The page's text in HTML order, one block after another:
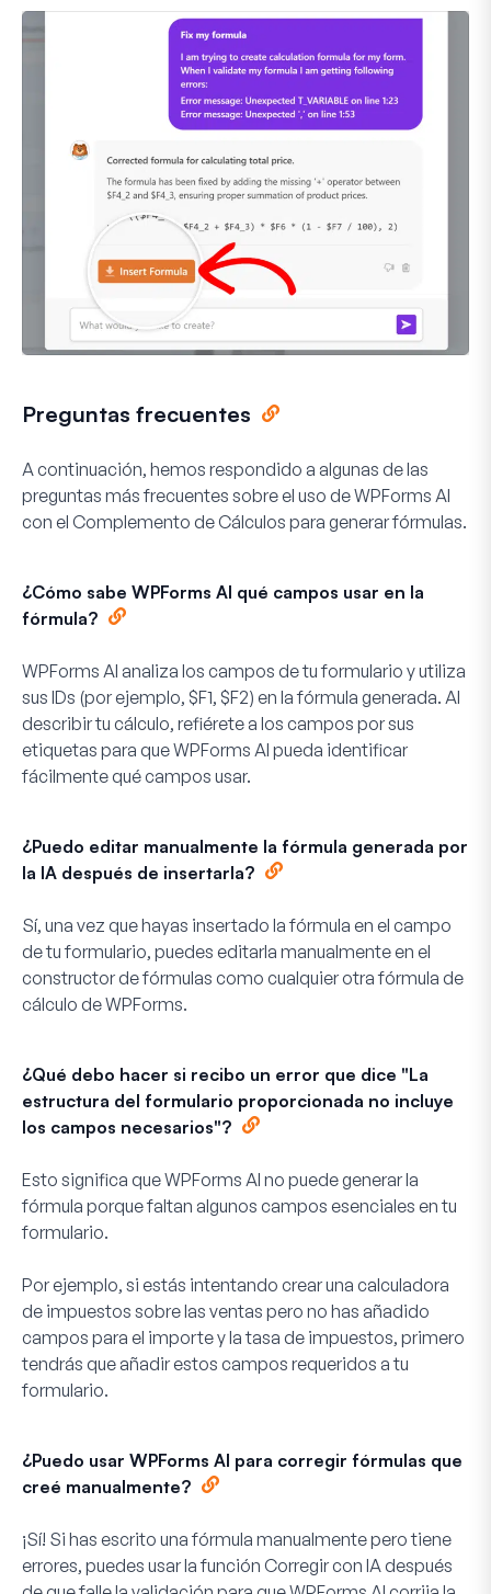
Preguntas frecuentes
A continuación, hemos respondido a algunas de las
preguntas más frecuentes sobre el uso de WPForms AI
con el Complemento de Cálculos para generar fórmulas.
¿Cómo sabe WPForms AI qué campos usar en la
fórmula?
WPForms AI analiza los campos de tu formulario y utiliza
sus IDs (por ejemplo, $F1, $F2) en la fórmula generada. Al
describir tu cálculo, refiérete a los campos por sus
etiquetas para que WPForms AI pueda identificar
fácilmente qué campos usar.
¿Puedo editar manualmente la fórmula generada por
la IA después de insertarla?
Sí, una vez que hayas insertado la fórmula en el campo
de tu formulario, puedes editarla manualmente en el
constructor de fórmulas como cualquier otra fórmula de
cálculo de WPForms.
¿Qué debo hacer si recibo un error que dice "La
estructura del formulario proporcionada no incluye
los campos necesarios"?
Esto significa que WPForms AI no puede generar la
fórmula porque faltan algunos campos esenciales en tu
formulario.
Por ejemplo, si estás intentando crear una calculadora
de impuestos sobre las ventas pero no has añadido
campos para el importe y la tasa de impuestos, primero
tendrás que añadir estos campos requeridos a tu
formulario.
¿Puedo usar WPForms AI para corregir fórmulas que
creé manualmente?
¡Sí! Si has escrito una fórmula manualmente pero tiene
errores, puedes usar la función Corregir con IA después